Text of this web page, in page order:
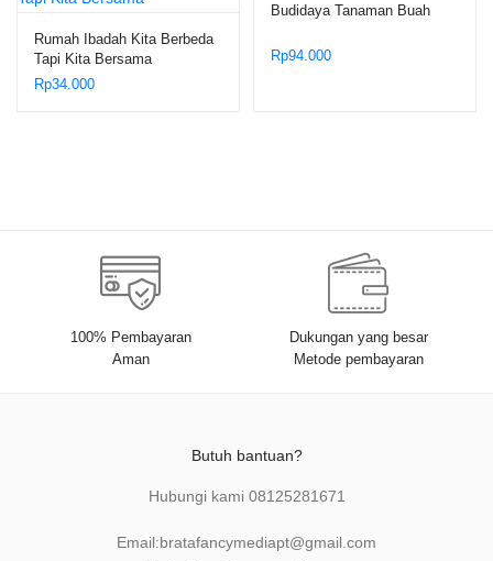
Rumah Ibadah Kita Berbeda
Tapi Kita Bersama
Rp34.000
Budidaya Tanaman Buah
Rp94.000
100% Pembayaran
Aman
Dukungan yang besar
Metode pembayaran
Butuh bantuan?
Hubungi kami 08125281671
Email:bratafancymediapt@gmail.com